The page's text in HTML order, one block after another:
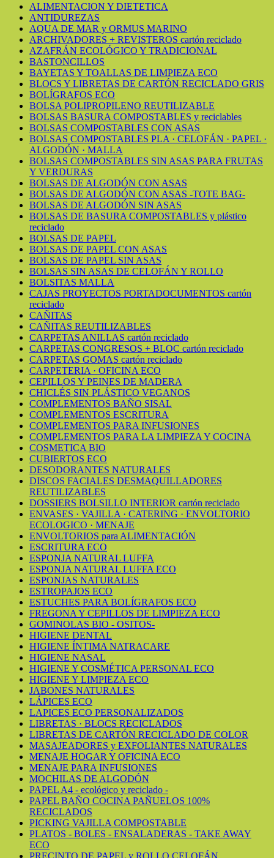
ALIMENTACION Y DIETETICA
ANTIDUREZAS
AQUA DE MAR y ORMUS MARINO
ARCHIVADORES + REVISTEROS cartón reciclado
AZAFRÁN ECOLÓGICO Y TRADICIONAL
BASTONCILLOS
BAYETAS Y TOALLAS DE LIMPIEZA ECO
BLOCS Y LIBRETAS DE CARTÓN RECICLADO GRIS
BOLÍGRAFOS ECO
BOLSA POLIPROPILENO REUTILIZABLE
BOLSAS BASURA COMPOSTABLES y reciclables
BOLSAS COMPOSTABLES CON ASAS
BOLSAS COMPOSTABLES PLA · CELOFÁN · PAPEL ·
ALGODÓN · MALLA
BOLSAS COMPOSTABLES SIN ASAS PARA FRUTAS
Y VERDURAS
BOLSAS DE ALGODÓN CON ASAS
BOLSAS DE ALGODÓN CON ASAS -TOTE BAG-
BOLSAS DE ALGODÓN SIN ASAS
BOLSAS DE BASURA COMPOSTABLES y plástico
reciclado
BOLSAS DE PAPEL
BOLSAS DE PAPEL CON ASAS
BOLSAS DE PAPEL SIN ASAS
BOLSAS SIN ASAS DE CELOFÁN Y ROLLO
BOLSITAS MALLA
CAJAS PROYECTOS PORTADOCUMENTOS cartón
reciclado
CAÑITAS
CAÑITAS REUTILIZABLES
CARPETAS ANILLAS cartón reciclado
CARPETAS CONGRESOS + BLOC cartón reciclado
CARPETAS GOMAS cartón reciclado
CARPETERIA · OFICINA ECO
CEPILLOS Y PEINES DE MADERA
CHICLÉS SIN PLÁSTICO VEGANOS
COMPLEMENTOS BAÑO SISAL
COMPLEMENTOS ESCRITURA
COMPLEMENTOS PARA INFUSIONES
COMPLEMENTOS PARA LA LIMPIEZA Y COCINA
COSMETICA BIO
CUBIERTOS ECO
DESODORANTES NATURALES
DISCOS FACIALES DESMAQUILLADORES
REUTILIZABLES
DOSSIERS BOLSILLO INTERIOR cartón reciclado
ENVASES · VAJILLA · CATERING · ENVOLTORIO
ECOLOGICO · MENAJE
ENVOLTORIOS para ALIMENTACIÓN
ESCRITURA ECO
ESPONJA NATURAL LUFFA
ESPONJA NATURAL LUFFA ECO
ESPONJAS NATURALES
ESTROPAJOS ECO
ESTUCHES PARA BOLÍGRAFOS ECO
FREGONA Y CEPILLOS DE LIMPIEZA ECO
GOMINOLAS BIO - OSITOS-
HIGIENE DENTAL
HIGIENE ÍNTIMA NATRACARE
HIGIENE NASAL
HIGIENE Y COSMÉTICA PERSONAL ECO
HIGIENE Y LIMPIEZA ECO
JABONES NATURALES
LÁPICES ECO
LAPICES ECO PERSONALIZADOS
LIBRETAS · BLOCS RECICLADOS
LIBRETAS DE CARTÓN RECICLADO DE COLOR
MASAJEADORES y EXFOLIANTES NATURALES
MENAJE HOGAR Y OFICINA ECO
MENAJE PARA INFUSIONES
MOCHILAS DE ALGODÓN
PAPEL A4 - ecológico y reciclado -
PAPEL BAÑO COCINA PAÑUELOS 100%
RECICLADOS
PICKING VAJILLA COMPOSTABLE
PLATOS - BOLES - ENSALADERAS - TAKE AWAY
ECO
PRECINTO DE PAPEL y ROLLO CELOFÁN